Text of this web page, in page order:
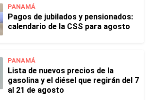
PANAMÁ
Pagos de jubilados y pensionados:
calendario de la CSS para agosto
PANAMÁ
Lista de nuevos precios de la
gasolina y el diésel que regirán del 7
al 21 de agosto